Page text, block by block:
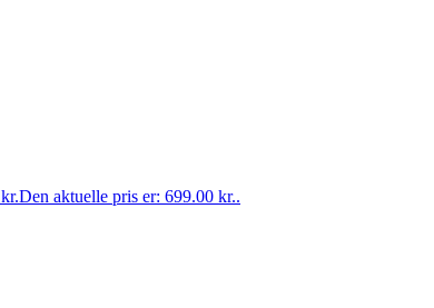
kr.Den aktuelle pris er: 699.00 kr..